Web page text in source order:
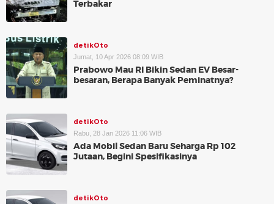
Terbakar
detikOto
Jumat, 10 Apr 2026 08:09 WIB
Prabowo Mau RI Bikin Sedan EV Besar-
besaran, Berapa Banyak Peminatnya?
detikOto
Rabu, 28 Jan 2026 11:06 WIB
Ada Mobil Sedan Baru Seharga Rp 102
Jutaan, Begini Spesifikasinya
detikOto